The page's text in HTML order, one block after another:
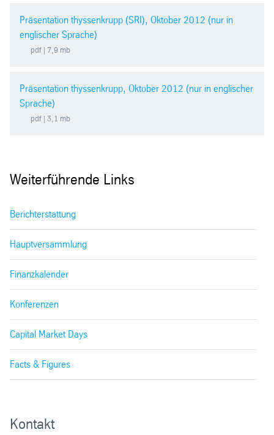
Präsentation thyssenkrupp (SRI), Oktober 2012 (nur in
englischer Sprache)
pdf | 7,9 mb
Präsentation thyssenkrupp, Oktober 2012 (nur in englischer
Sprache)
pdf | 3,1 mb
Weiterführende Links
Berichterstattung
Hauptversammlung
Finanzkalender
Konferenzen
Capital Market Days
Facts & Figures
Kontakt